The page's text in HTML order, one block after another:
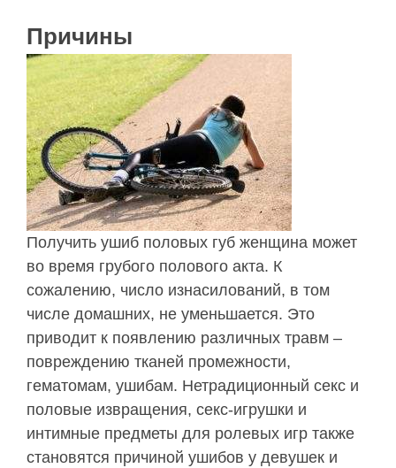
Причины
Получить ушиб половых губ женщина может
во время грубого полового акта. К
сожалению, число изнасилований, в том
числе домашних, не уменьшается. Это
приводит к появлению различных травм –
повреждению тканей промежности,
гематомам, ушибам. Нетрадиционный секс и
половые извращения, секс-игрушки и
интимные предметы для ролевых игр также
становятся причиной ушибов у девушек и